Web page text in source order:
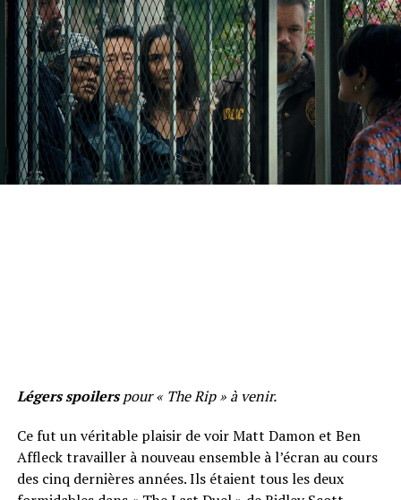
Légers spoilerspour « The Rip » à venir.
Ce fut un véritable plaisir de voir Matt Damon et Ben
Affleck travailler à nouveau ensemble à l’écran au cours
des cinq dernières années. Ils étaient tous les deux